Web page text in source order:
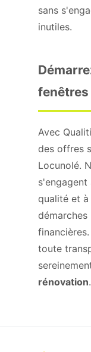
sans
inutiles.
fenêtres
Avec
des offres
Locunolé.
qualité et
toute
rénovation.